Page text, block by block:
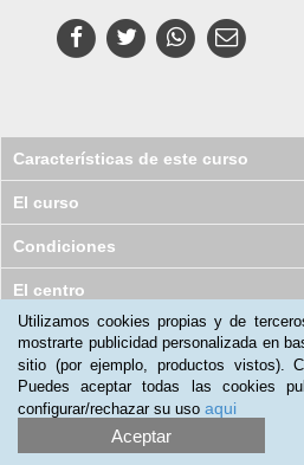
Características de este curso
El curso
Condiciones
El centro
Utilizamos cookies propias y de
mostrarte publicidad personalizada en
sitio (por ejemplo, productos vistos).
Puedes aceptar todas las cookies
configurar/rechazar su uso aqui
Aceptar
Quiénes somos Preguntas
Promociona tu negocio|
2012-2026